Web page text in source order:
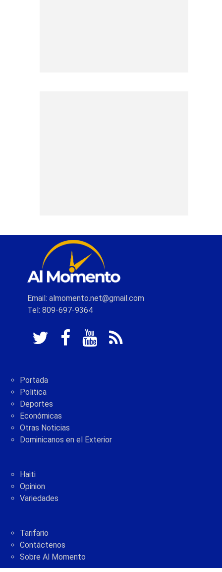
Email: almomento.net@gmail.com
Tel: 809-697-9364
Portada
Politica
Deportes
Económicas
Otras Noticias
Dominicanos en el Exterior
Haiti
Opinion
Variedades
Tarifario
Contáctenos
Sobre Al Momento